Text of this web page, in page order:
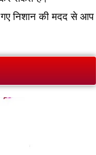
गए निशान की मदद से आप